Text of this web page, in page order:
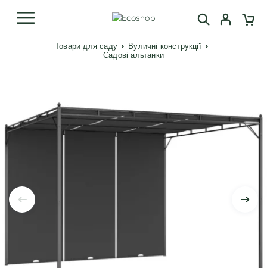
Товари для саду
Вуличні конструкції
Садові альтанки